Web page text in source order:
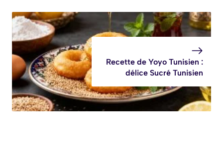
Recette de Yoyo Tunisien :
délice Sucré Tunisien